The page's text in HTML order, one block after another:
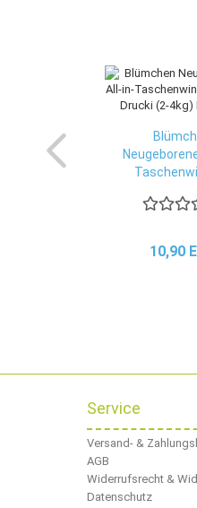
10,90
Service
Versand- &
AGB
Widerrufsrecht &
Datenschutz